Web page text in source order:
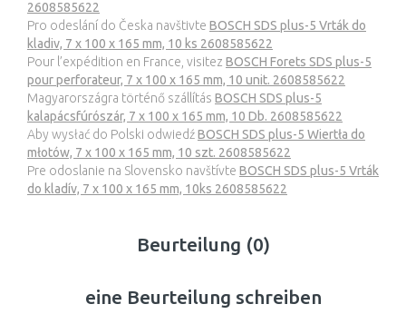
2608585622
Pro odeslání do Česka navštivte BOSCH SDS plus-5 Vrták do
kladiv, 7 x 100 x 165 mm, 10 ks 2608585622
Pour l’expédition en France, visitez BOSCH Forets SDS plus-5
pour perforateur, 7 x 100 x 165 mm, 10 unit. 2608585622
Magyarországra történő szállítás BOSCH SDS plus-5
kalapácsfúrószár, 7 x 100 x 165 mm, 10 Db. 2608585622
Aby wysłać do Polski odwiedźBOSCH SDS plus-5 Wiertła do
młotów, 7 x 100 x 165 mm, 10 szt. 2608585622
Pre odoslanie na Slovensko navštívte BOSCH SDS plus-5 Vrták
do kladív, 7 x 100 x 165 mm, 10ks 2608585622
Beurteilung (0)
eine Beurteilung schreiben